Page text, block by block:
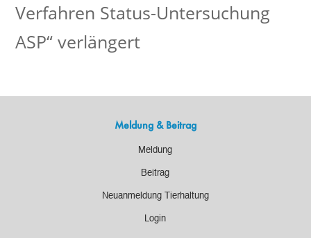
Verfahren Status-Untersuchung
ASP“ verlängert
Meldung & Beitrag
Meldung
Beitrag
Neuanmeldung Tierhaltung
Login